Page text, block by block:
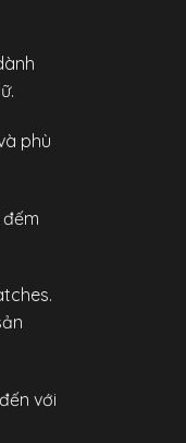
phù
.
với